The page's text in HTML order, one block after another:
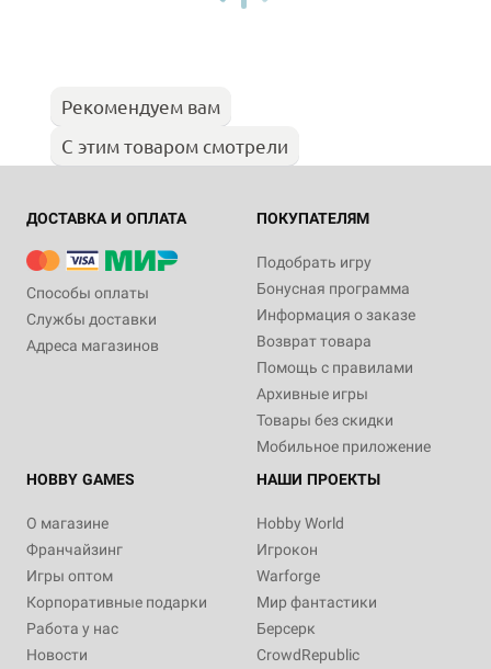
Рекомендуем вам
С этим товаром смотрели
ДОСТАВКА И ОПЛАТА
Способы оплаты
Службы доставки
Адреса магазинов
ПОКУПАТЕЛЯМ
Подобрать игру
Бонусная программа
Информация о заказе
Возврат товара
Помощь с правилами
Архивные игры
Товары без скидки
Мобильное приложение
HOBBY GAMES
О магазине
Франчайзинг
Игры оптом
Корпоративные подарки
Работа у нас
Новости
НАШИ ПРОЕКТЫ
Hobby World
Игрокон
Warforge
Мир фантастики
Берсерк
CrowdRepublic